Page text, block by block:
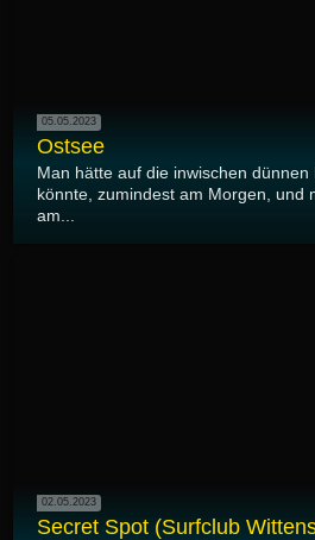
05.05.2023
Ostsee
Man hätte auf die inwischen
könnte, zumindest am Morgen, und
am...
02.05.2023
Secret Spot (Surfclub